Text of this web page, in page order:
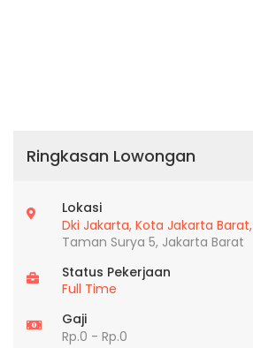
Ringkasan Lowongan
Lokasi
Dki Jakarta, Kota Jakarta Barat,
Taman Surya 5, Jakarta Barat
Status Pekerjaan
Full Time
Gaji
Rp.0 - Rp.0